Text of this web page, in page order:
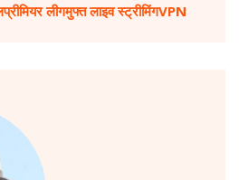
प्रीमियर लीगमुफ्त लाइव स्ट्रीमिंगVPN